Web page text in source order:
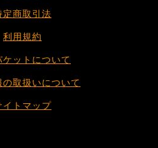
定商取引法
利用規約
ケットについて
取扱いについて
イトマップ